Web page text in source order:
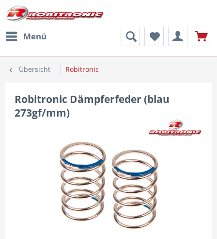
Menü
Übersicht Robitronic
Robitronic Dämpferfeder (blau
273gf/mm)